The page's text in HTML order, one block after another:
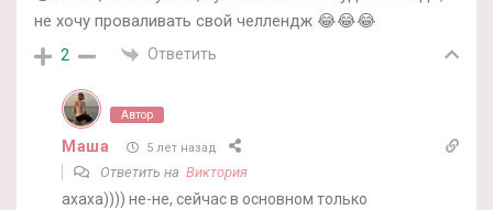
не хочу проваливать свой челлендж 😂😂😂
2 Ответить
Автор
Маша 5 лет назад
Ответить на Виктория
ахаха)))) не-не, сейчас в основном только